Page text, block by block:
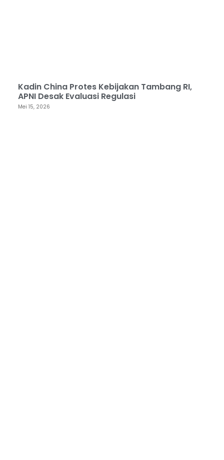
Kadin China Protes Kebijakan Tambang RI,
APNI Desak Evaluasi Regulasi
Mei 15, 2026